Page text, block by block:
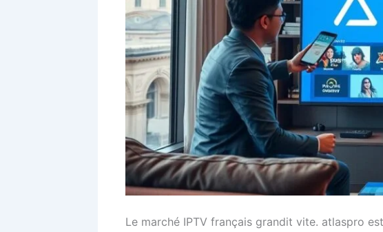
Le marché IPTV français grandit vite. atlaspro